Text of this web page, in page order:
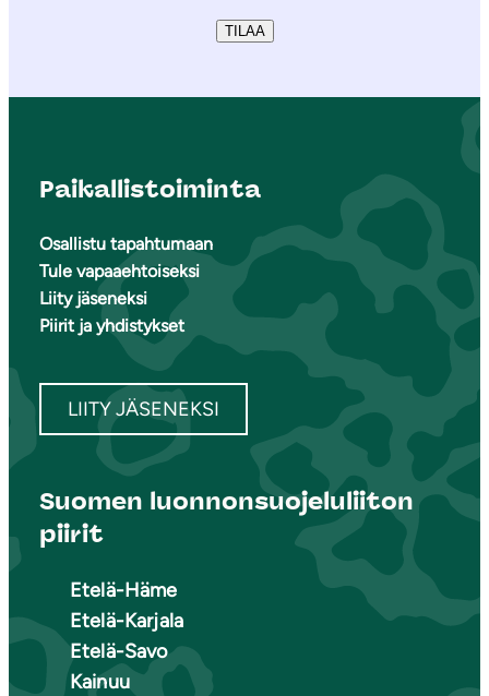
TILAA
Paikallistoiminta
Osallistu tapahtumaan
Tule vapaaehtoiseksi
Liity jäseneksi
Piirit ja yhdistykset
LIITY JÄSENEKSI
Suomen luonnonsuojeluliiton
piirit
Etelä-Häme
Etelä-Karjala
Etelä-Savo
Kainuu